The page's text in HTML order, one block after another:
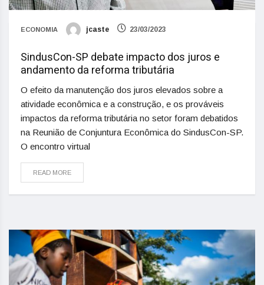
ECONOMIA jcaste 23/03/2023
SindusCon-SP debate impacto dos juros e
andamento da reforma tributária
O efeito da manutenção dos juros elevados sobre a
atividade econômica e a construção, e os prováveis
impactos da reforma tributária no setor foram debatidos
na Reunião de Conjuntura Econômica do SindusCon-SP.
O encontro virtual
READ MORE